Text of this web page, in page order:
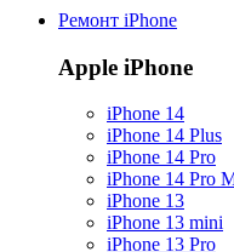
Ремонт iPhone
Apple iPhone
iPhone 14
iPhone 14 Plus
iPhone 14 Pro
iPhone 14 Pro
iPhone 13
iPhone 13 mini
iPhone 13 Pro